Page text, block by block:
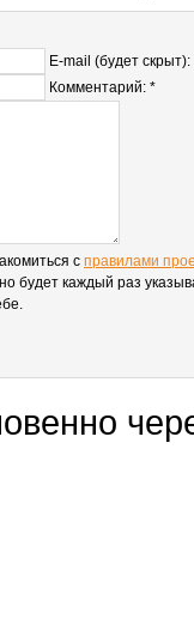
E-mail (будет скрыт):
Комментарий: *
с правилами
будет каждый раз